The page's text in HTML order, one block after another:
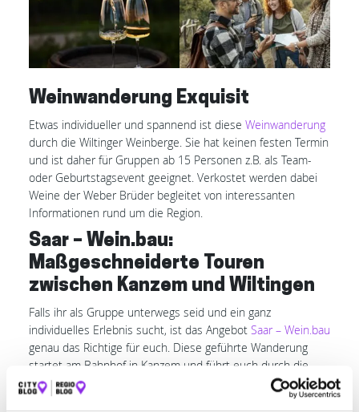
Weinwanderung Exquisit
Etwas individueller und spannend ist diese Weinwanderung
durch die Wiltinger Weinberge. Sie hat keinen festen Termin
und ist daher für Gruppen ab 15 Personen z.B. als Team-
oder Geburtstagsevent geeignet. Verkostet werden dabei
Weine der Weber Brüder begleitet von interessanten
Informationen rund um die Region.
Saar – Wein.bau:
Maßgeschneiderte Touren
zwischen Kanzem und Wiltingen
Falls ihr als Gruppe unterwegs seid und ein ganz
individuelles Erlebnis sucht, ist das Angebot Saar – Wein.bau
genau das Richtige für euch. Diese geführte Wanderung
startet am Bahnhof in Kanzem und führt euch durch die
malerische Flusslandschaft bis nach Wiltingen.